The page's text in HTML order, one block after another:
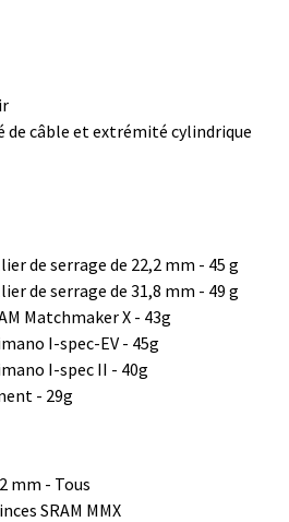
câble et extrémité cylindrique
de serrage de 22,2 mm - 45 g
de serrage de 31,8 mm - 49 g
Matchmaker X - 43g
I-spec-EV - 45g
I-spec II - 40g
- 29g
mm - Tous
SRAM MMX